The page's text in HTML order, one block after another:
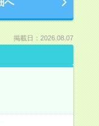
掲載日：2026.08.07